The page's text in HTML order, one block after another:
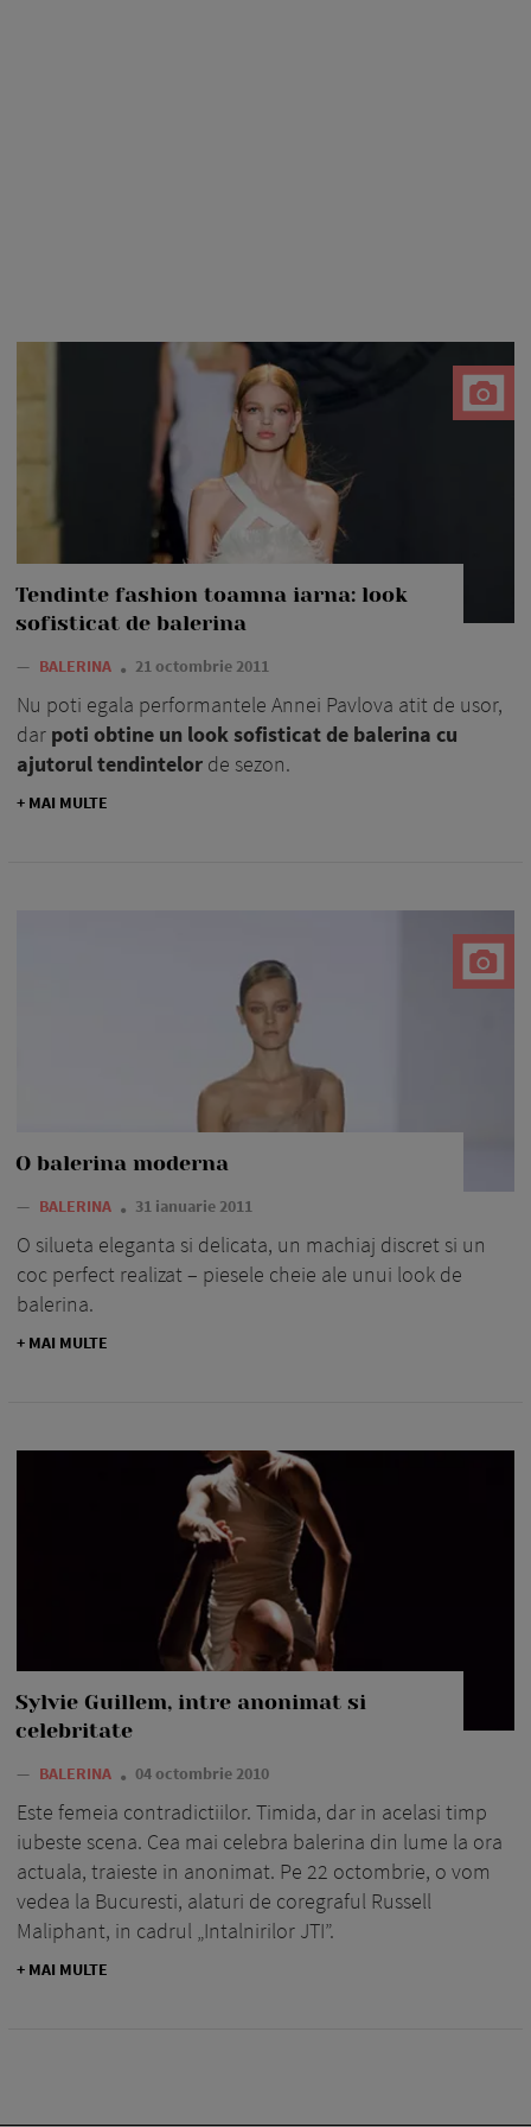
Tendinte fashion toamna iarna: look
sofisticat de balerina
— BALERINA 21 octombrie 2011
Nu poti egala performantele Annei Pavlova atit de usor,
dar poti obtine un look sofisticat de balerina cu
ajutorul tendintelor de sezon.
+ MAI MULTE
O balerina moderna
— BALERINA 31 ianuarie 2011
O silueta eleganta si delicata, un machiaj discret si un
coc perfect realizat – piesele cheie ale unui look de
balerina.
+ MAI MULTE
Sylvie Guillem, intre anonimat si
celebritate
— BALERINA 04 octombrie 2010
Este femeia contradictiilor. Timida, dar in acelasi timp
iubeste scena. Cea mai celebra balerina din lume la ora
actuala, traieste in anonimat. Pe 22 octombrie, o vom
vedea la Bucuresti, alaturi de coregraful Russell
Maliphant, in cadrul „Intalnirilor JTI”.
+ MAI MULTE